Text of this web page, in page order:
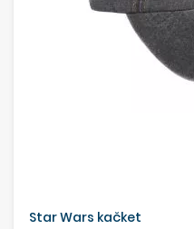
Star Wars kačket